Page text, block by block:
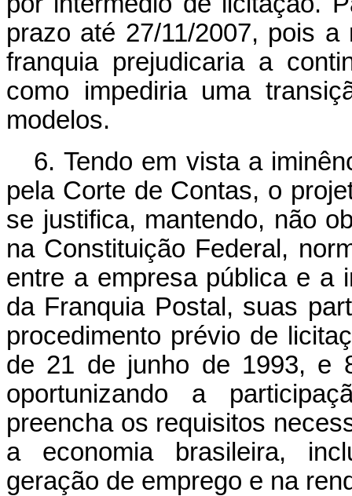
prazo até 27/11/2007, pois
franquia prejudicaria a
como impediria uma
modelos.
6. Tendo em vista a
pela Corte de Contas, o
se justifica, mantendo, não
na Constituição Federal,
entre a empresa pública e a
da Franquia Postal, suas
procedimento prévio de
de 21 de junho de 1993, e
oportunizando a
preencha os requisitos
a economia brasileira,
geração de emprego e na